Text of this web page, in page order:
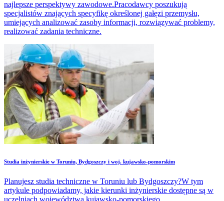
najlepsze perspektywy zawodowe.Pracodawcy poszukują
specjalistów znających specyfikę określonej gałęzi przemysłu,
umiejących analizować zasoby informacji, rozwiązywać problemy,
realizować zadania techniczne.
Studia inżynierskie w Toruniu, Bydgoszczy i woj. kujawsko-pomorskim
Planujesz studia techniczne w Toruniu lub Bydgoszczy?W tym
artykule podpowiadamy, jakie kierunki inżynierskie dostępne są w
uczelniach województwa kujawsko-pomorskiego.